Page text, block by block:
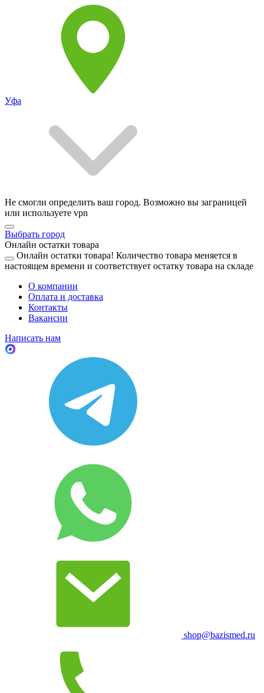
Уфа
Не смогли определить ваш город. Возможно вы заграницей
или используете vpn
Выбрать город
Онлайн остатки товара
Онлайн остатки товара! Количество товара меняется в
настоящем времени и соответствует остатку товара на складе
О компании
Оплата и доставка
Контакты
Вакансии
Написать нам
shop@bazismed.ru